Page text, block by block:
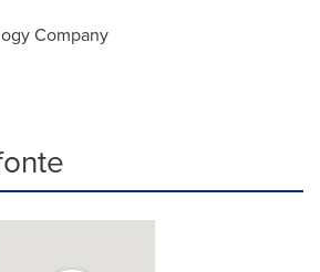
Company